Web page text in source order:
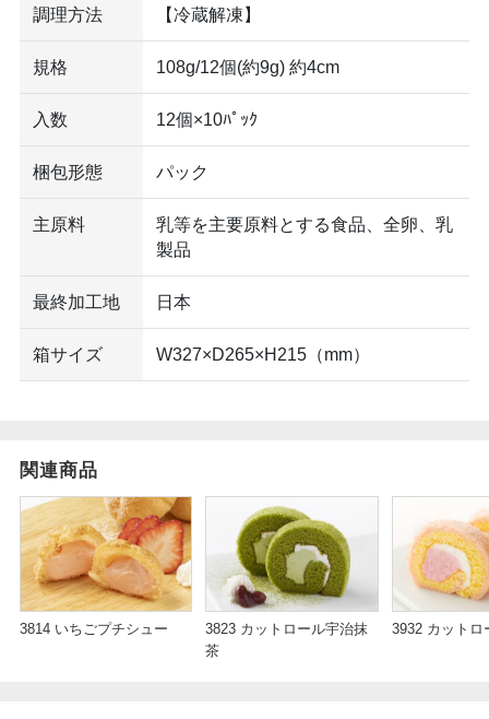
調理方法 【冷蔵解凍】
規格 108g/12個(約9g) 約4cm
入数 12個×10ﾊﾟｯｸ
梱包形態 パック
主原料
乳等を主要原料とする食品、全卵、乳
製品
最終加工地 日本
箱サイズ W327×D265×H215（mm）
関連商品
3814 いちごプチシュー
3823 カットロール宇治抹
茶
3932 カットロ